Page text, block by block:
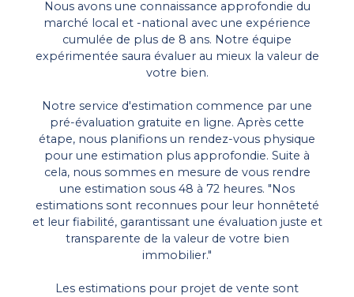
Nous avons une connaissance approfondie du
marché local et -national avec une expérience
cumulée de plus de 8 ans. Notre équipe
expérimentée saura évaluer au mieux la valeur de
votre bien.
Notre service d'estimation commence par une
pré-évaluation gratuite en ligne. Après cette
étape, nous planifions un rendez-vous physique
pour une estimation plus approfondie. Suite à
cela, nous sommes en mesure de vous rendre
une estimation sous 48 à 72 heures. "Nos
estimations sont reconnues pour leur honnêteté
et leur fiabilité, garantissant une évaluation juste et
transparente de la valeur de votre bien
immobilier."
Les estimations pour projet de vente sont